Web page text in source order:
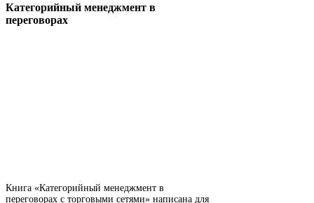
Категорийный менеджмент в
переговорах
Книга «Категорийный менеджмент в
переговорах с торговыми сетями» написана для